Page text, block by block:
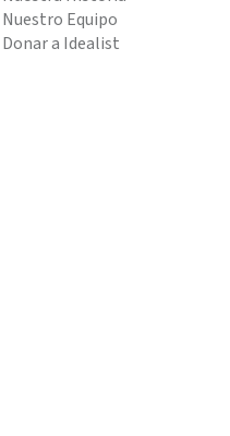
Nuestro Equipo
Donar a Idealist